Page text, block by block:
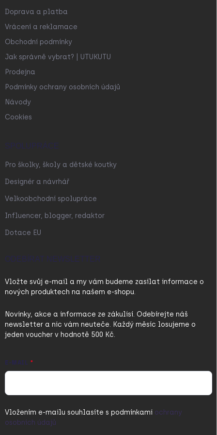
Doprava a platba
Vrácení a reklamace
Obchodní podmínky
Jak správně vybrat? | UTUKUTU
Prodejna
Podmínky ochrany osobních údajů
Návody
Cookies
SPOLUPRÁCE
Pro školky, školy a dětské koutky
Designér a návrhář
Velkoobchodní spolupráce
Influencer, blogger, redaktor
Dotace EU
ODEBÍRAT NEWSLETTER
Vložte svůj e-mail a my vám budeme zasílat informace o
nových produktech na našem e-shopu.
Novinky, akce a informace ze zákulisí. Odebírejte náš
newsletter a nic vám neuteče. Každý měsíc losujeme o
jeden voucher v hodnotě 500 Kč.
E-MAIL
Vložením e-mailu souhlasíte s podmínkami ochrany
osobních údajů